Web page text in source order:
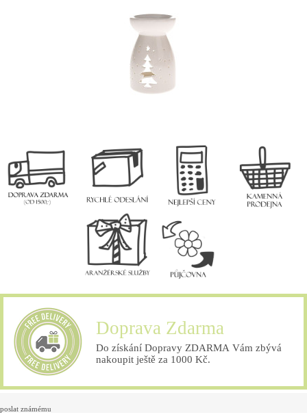
Doprava Zdarma
Do získání Dopravy ZDARMA Vám zbývá
nakoupit ještě za 1000 Kč.
poslat známému